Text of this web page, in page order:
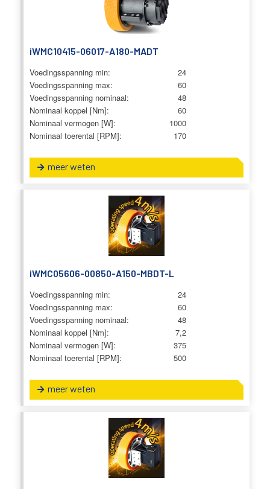
iWMC10415-06017-A180-MADT
Voedingsspanning min:
24
Voedingsspanning max:
60
Voedingsspanning nominaal:
48
Nominaal koppel [Nm]:
60
Nominaal vermogen [W]:
1000
Nominaal toerental [RPM]:
170
meer weten
iWMC05606-00850-A150-MBDT-L
Voedingsspanning min:
24
Voedingsspanning max:
60
Voedingsspanning nominaal:
48
Nominaal koppel [Nm]:
7,2
Nominaal vermogen [W]:
375
Nominaal toerental [RPM]:
500
meer weten